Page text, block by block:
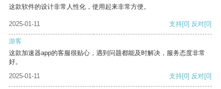
这款软件的设计非常人性化，使用起来非常方便。
2025-01-11 支持[0] 反对[0]
游客
这款加速器app的客服很贴心，遇到问题都能及时解决，服务态度非常
好。
2025-01-11
支持[0] 反对[0]